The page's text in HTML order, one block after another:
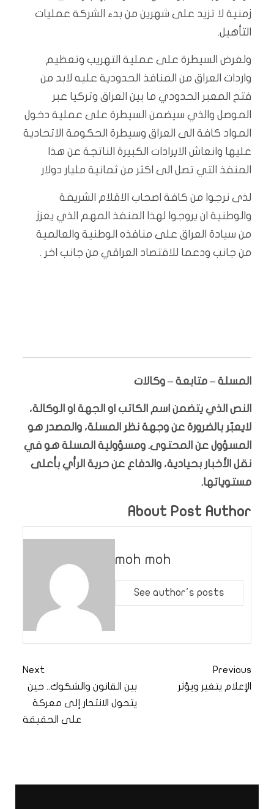
زمنية لا تزيد على شهرين من بدء الشركة عمليات
التأهيل.
ولغرض السيطرة على عملية التهريب وتعظيم
واردات العراق من المنافذ الحدودية عليه لابد من
فتح المعبر الحدودي ما بين العراق وتركيا عبر
الموصل والذي سيضمن السيطرة على عملية دخول
المواد كافة الى العراق وسيطرة الحكومة الاتحادية
عليها وانعاش الايرادات الكبيرة الناتجة عن هذا
المنفذ التي تصل الى اكثر من ثمانية مليار دولار
لذى نرجوا من كافة اصحاب الاقلام الشريفة
والوطنية ان يروجوا لهذا المنفذ المهم الذي يعزز
من سيادة العراق على منافذه الوطنية والعالمية
من جانب ودعما للاقتصاد العراقي من جانب اخر .
المسلة – متابعة – وكالات
النص الذي يتضمن اسم الكاتب او الجهة او الوكالة،
لايعبّر بالضرورة عن وجهة نظر المسلة، والمصدر هو
المسؤول عن المحتوى. ومسؤولية المسلة هو في
نقل الأخبار بحيادية، والدفاع عن حرية الرأي بأعلى
مستوياتها.
About Post Author
moh moh
See author's posts
Previous
الإعلام يتغير ويؤثر
Next
بين القانون والشكوك.. حين
يتحول الانتحار إلى معركة
على الحقيقة